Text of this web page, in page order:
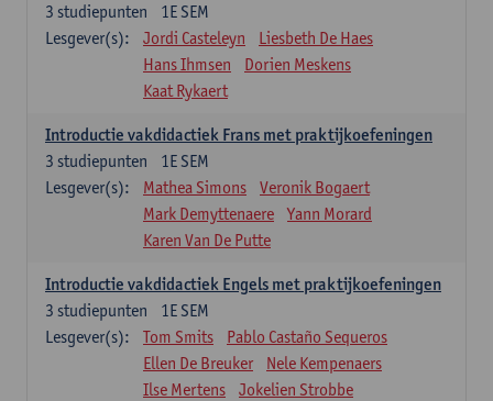
1E SEM
3 studiepunten
Lesgever(s):
Jordi Casteleyn
Liesbeth De Haes
Hans Ihmsen
Dorien Meskens
Kaat Rykaert
Introductie vakdidactiek Frans met praktijkoefeningen
1E SEM
3 studiepunten
Lesgever(s):
Mathea Simons
Veronik Bogaert
Mark Demyttenaere
Yann Morard
Karen Van De Putte
Introductie vakdidactiek Engels met praktijkoefeningen
1E SEM
3 studiepunten
Lesgever(s):
Tom Smits
Pablo Castaño Sequeros
Ellen De Breuker
Nele Kempenaers
Ilse Mertens
Jokelien Strobbe